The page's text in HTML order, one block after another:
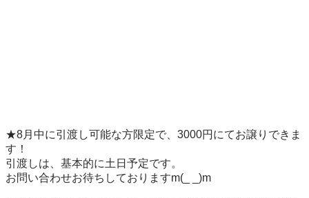
★8月中に引渡し可能な方限定で、3000円にてお譲りできま
す！
引渡しは、基本的に土日予定です。
お問い合わせお待ちしておりますm(_ _)m